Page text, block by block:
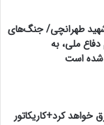
شهید طهرانچی/ جنگ‌های
ملی، به
شده است
خواهد کرد+کاریکاتور